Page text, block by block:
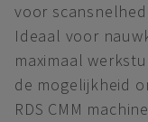
voor
Ideaal voor
maximaal
de mogelijkheid
RDS CMM